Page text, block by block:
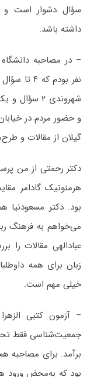
سؤال دشوار است و
داشته باشد.
شهروندی ۲
و حضور مردم در
گیلان از مقالات و
دکتر رحمتی از من
هرمنوتیک گادامر
بود. دکتر مسعودنیا
می‌خواهم به فرهنگ
عبادالهی مقالات را
زبان برای همه
خیلی مهم است.
– آزمون کتبی
جمعیت‌شناسی فقط
برآمد. برای مصاحبه
بود که به‌محض ورود